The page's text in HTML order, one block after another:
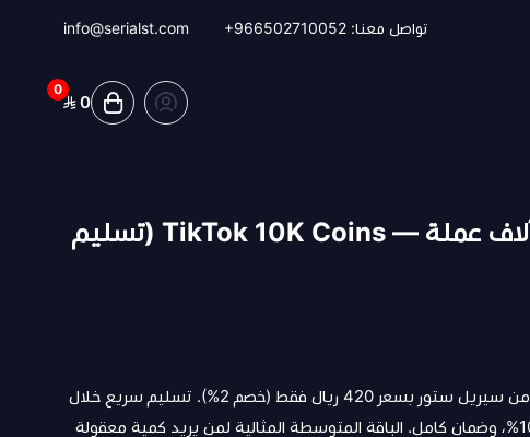
تواصل معنا: +966502710052
info@serialst.com
0
0
شحن تيك توك 10 آلاف عملة — TikTok 10K Coins (تسليم
اشحن 10 آلاف عملة تيك توك من سيريل ستور بسعر 420 ريال فقط (خصم 2%). تسليم سريع خلال
دقائق، شحن نظامي رسمي 100%، وضمان كامل. الباقة المتوسطة المثالية لمن يريد كمية معقولة